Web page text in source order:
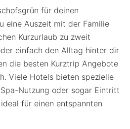
für deinen
eine Auszeit mit der Familie
Kurzurlaub zu zweit
einfach den Alltag hinter dir
die besten Kurztrip Angebote
Viele Hotels bieten spezielle
Nutzung oder sogar Eintritt
für einen entspannten